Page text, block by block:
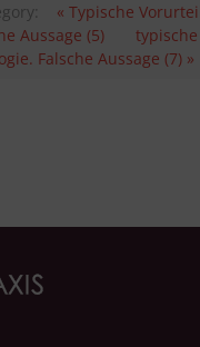
« Typische
Aussage (5)
Falsche Aussage (7) »